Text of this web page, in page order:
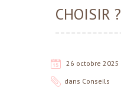
CHOISIR ?
26 octobre 2025
dans Conseils